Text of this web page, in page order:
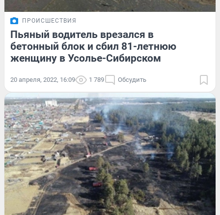
ПРОИСШЕСТВИЯ
Пьяный водитель врезался в
бетонный блок и сбил 81-летнюю
женщину в Усолье-Сибирском
20 апреля, 2022, 16:09 1 789 Обсудить